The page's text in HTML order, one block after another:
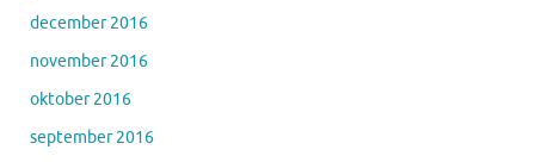
december 2016
november 2016
oktober 2016
september 2016